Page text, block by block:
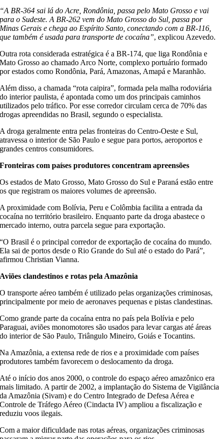
“A BR-364 sai lá do Acre, Rondônia, passa pelo Mato Grosso e vai
para o Sudeste. A BR-262 vem do Mato Grosso do Sul, passa por
Minas Gerais e chega ao Espírito Santo, conectando com a BR-116,
que também é usada para transporte de cocaína”, explicou Azevedo.
Outra rota considerada estratégica é a BR-174, que liga Rondônia e
Mato Grosso ao chamado Arco Norte, complexo portuário formado
por estados como Rondônia, Pará, Amazonas, Amapá e Maranhão.
Além disso, a chamada “rota caipira”, formada pela malha rodoviária
do interior paulista, é apontada como um dos principais caminhos
utilizados pelo tráfico. Por esse corredor circulam cerca de 70% das
drogas apreendidas no Brasil, segundo o especialista.
A droga geralmente entra pelas fronteiras do Centro-Oeste e Sul,
atravessa o interior de São Paulo e segue para portos, aeroportos e
grandes centros consumidores.
Fronteiras com países produtores concentram apreensões
Os estados de Mato Grosso, Mato Grosso do Sul e Paraná estão entre
os que registram os maiores volumes de apreensão.
A proximidade com Bolívia, Peru e Colômbia facilita a entrada da
cocaína no território brasileiro. Enquanto parte da droga abastece o
mercado interno, outra parcela segue para exportação.
“O Brasil é o principal corredor de exportação de cocaína do mundo.
Ela sai de portos desde o Rio Grande do Sul até o estado do Pará”,
afirmou Christian Vianna.
Aviões clandestinos e rotas pela Amazônia
O transporte aéreo também é utilizado pelas organizações criminosas,
principalmente por meio de aeronaves pequenas e pistas clandestinas.
Como grande parte da cocaína entra no país pela Bolívia e pelo
Paraguai, aviões monomotores são usados para levar cargas até áreas
do interior de São Paulo, Triângulo Mineiro, Goiás e Tocantins.
Na Amazônia, a extensa rede de rios e a proximidade com países
produtores também favorecem o deslocamento da droga.
Até o início dos anos 2000, o controle do espaço aéreo amazônico era
mais limitado. A partir de 2002, a implantação do Sistema de Vigilância
da Amazônia (Sivam) e do Centro Integrado de Defesa Aérea e
Controle de Tráfego Aéreo (Cindacta IV) ampliou a fiscalização e
reduziu voos ilegais.
Com a maior dificuldade nas rotas aéreas, organizações criminosas